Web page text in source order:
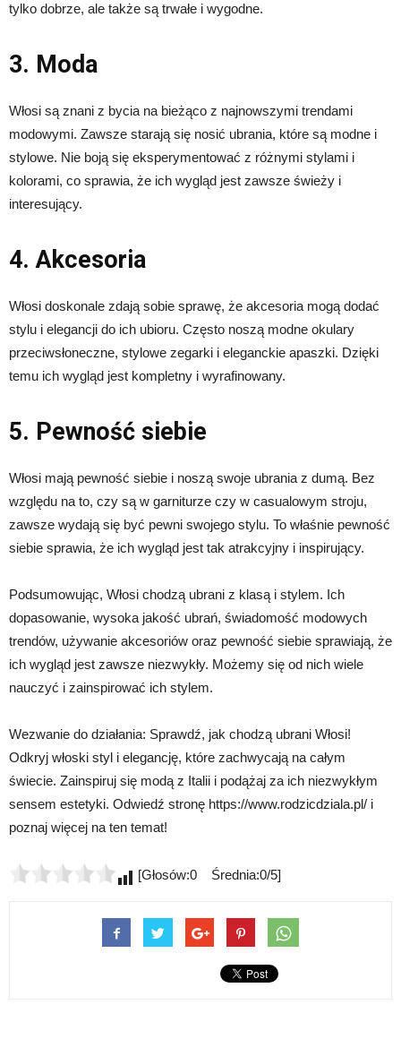
tylko dobrze, ale także są trwałe i wygodne.
3. Moda
Włosi są znani z bycia na bieżąco z najnowszymi trendami
modowymi. Zawsze starają się nosić ubrania, które są modne i
stylowe. Nie boją się eksperymentować z różnymi stylami i
kolorami, co sprawia, że ich wygląd jest zawsze świeży i
interesujący.
4. Akcesoria
Włosi doskonale zdają sobie sprawę, że akcesoria mogą dodać
stylu i elegancji do ich ubioru. Często noszą modne okulary
przeciwsłoneczne, stylowe zegarki i eleganckie apaszki. Dzięki
temu ich wygląd jest kompletny i wyrafinowany.
5. Pewność siebie
Włosi mają pewność siebie i noszą swoje ubrania z dumą. Bez
względu na to, czy są w garniturze czy w casualowym stroju,
zawsze wydają się być pewni swojego stylu. To właśnie pewność
siebie sprawia, że ich wygląd jest tak atrakcyjny i inspirujący.
Podsumowując, Włosi chodzą ubrani z klasą i stylem. Ich
dopasowanie, wysoka jakość ubrań, świadomość modowych
trendów, używanie akcesoriów oraz pewność siebie sprawiają, że
ich wygląd jest zawsze niezwykły. Możemy się od nich wiele
nauczyć i zainspirować ich stylem.
Wezwanie do działania: Sprawdź, jak chodzą ubrani Włosi!
Odkryj włoski styl i elegancję, które zachwycają na całym
świecie. Zainspiruj się modą z Italii i podążaj za ich niezwykłym
sensem estetyki. Odwiedź stronę https://www.rodzicdziala.pl/ i
poznaj więcej na ten temat!
[Głosów:0 Średnia:0/5]